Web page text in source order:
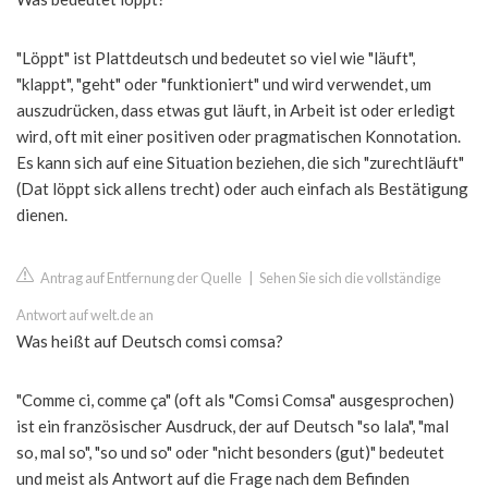
"Löppt" ist Plattdeutsch und bedeutet so viel wie "läuft",
"klappt", "geht" oder "funktioniert" und wird verwendet, um
auszudrücken, dass etwas gut läuft, in Arbeit ist oder erledigt
wird, oft mit einer positiven oder pragmatischen Konnotation.
Es kann sich auf eine Situation beziehen, die sich "zurechtläuft"
(Dat löppt sick allens trecht) oder auch einfach als Bestätigung
dienen.
Antrag auf Entfernung der Quelle Sehen Sie sich die vollständige
Antwort auf welt.de an
Was heißt auf Deutsch comsi comsa?
"Comme ci, comme ça" (oft als "Comsi Comsa" ausgesprochen)
ist ein französischer Ausdruck, der auf Deutsch "so lala", "mal
so, mal so", "so und so" oder "nicht besonders (gut)" bedeutet
und meist als Antwort auf die Frage nach dem Befinden